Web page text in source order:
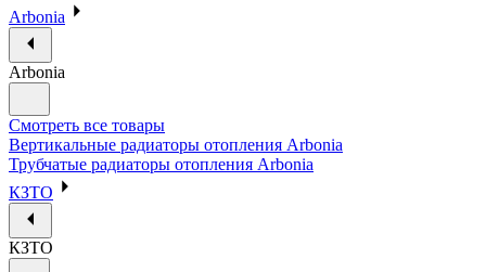
Arbonia
Arbonia
Смотреть все товары
Вертикальные радиаторы отопления Arbonia
Трубчатые радиаторы отопления Arbonia
КЗТО
КЗТО